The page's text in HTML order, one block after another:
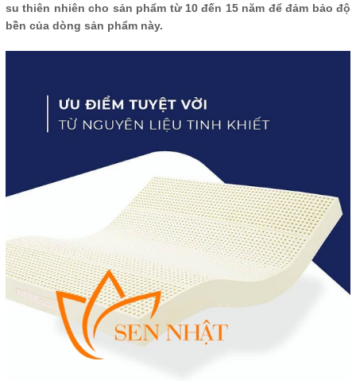
su thiên nhiên cho sản phẩm từ 10 đến 15 năm để đảm bảo độ
bền của dòng sản phẩm này.